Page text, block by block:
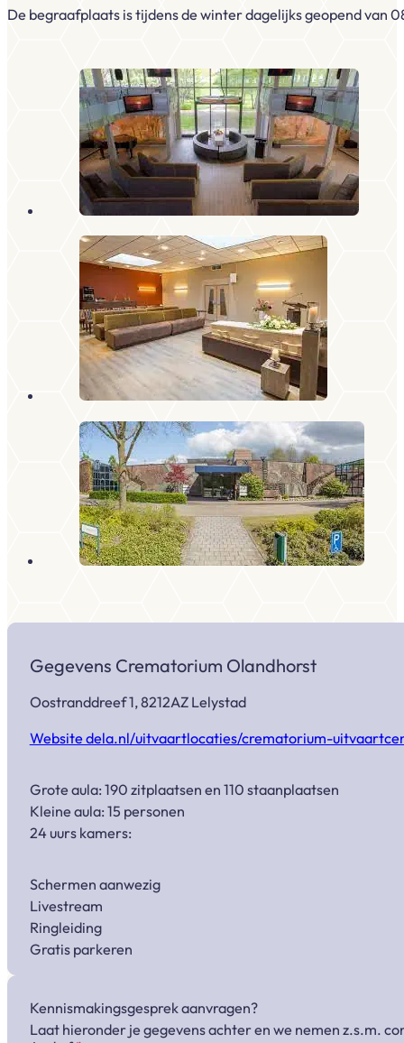
De begraafplaats is tijdens de winter dagelijks geopend
Gegevens Crematorium Olandhorst
Oostranddreef 1, 8212AZ Lelystad
Website dela.nl/uitvaartlocaties/crematorium-
Grote aula: 190 zitplaatsen en 110 staanplaatsen
Kleine aula: 15 personen
24 uurs kamers:
Schermen aanwezig
Livestream
Ringleiding
Gratis parkeren
Kennismakingsgesprek aanvragen?
Laat hieronder je gegevens achter en we nemen z.s.m.